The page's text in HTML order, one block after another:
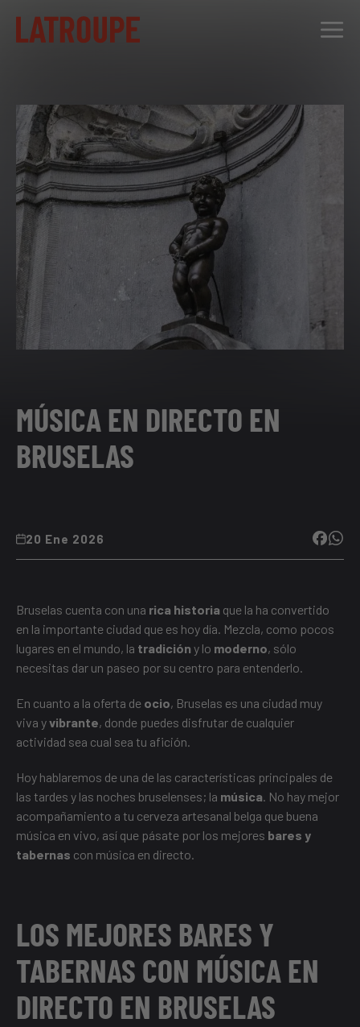
DESTINOS
OFERTAS
CITY STORIES
EVENTOS
GRUPOS
MÚSICA EN DIRECTO EN
BRUSELAS
20 Ene 2026
Bruselas cuenta con una rica historia que la ha convertido
en la importante ciudad que es hoy día. Mezcla, como pocos
lugares en el mundo, la tradición y lo moderno, sólo
necesitas dar un paseo por su centro para entenderlo.
En cuanto a la oferta de ocio, Bruselas es una ciudad muy
viva yvibrante, donde puedes disfrutar de cualquier
actividad sea cual sea tu afición.
Hoy hablaremos de una de las características principales de
las tardes y las noches bruselenses; la música. No hay mejor
acompañamiento a tu cerveza artesanal belga que buena
música en vivo, así que pásate por los mejores bares y
tabernas con música en directo.
LOS MEJORES BARES Y
TABERNAS CON MÚSICA EN
DIRECTO EN BRUSELAS